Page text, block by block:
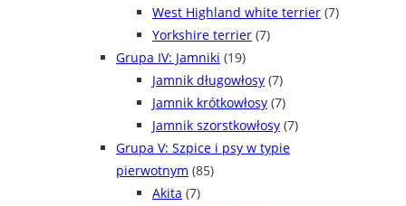
West Highland white terrier (7)
Yorkshire terrier (7)
Grupa IV: Jamniki (19)
Jamnik długowłosy (7)
Jamnik krótkowłosy (7)
Jamnik szorstkowłosy (7)
Grupa V: Szpice i psy w typie
pierwotnym (85)
Akita (7)